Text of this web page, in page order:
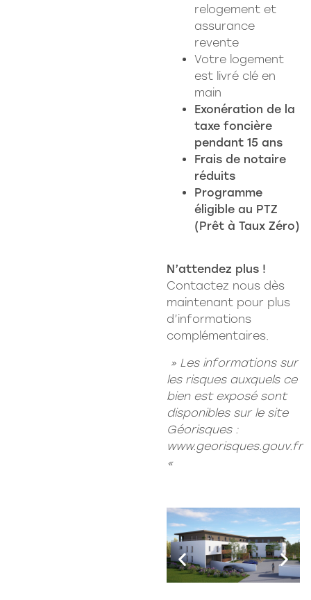
relogement et
assurance
revente
Votre logement
est livré clé en
main
Exonération de la
taxe foncière
pendant 15 ans
Frais de notaire
réduits
Programme
éligible au PTZ
(Prêt à Taux Zéro)
N’attendez plus !
Contactez nous dès
maintenant pour plus
d’informations
complémentaires.
» Les informations sur
les risques auxquels ce
bien est exposé sont
disponibles sur le site
Géorisques :
www.georisques.gouv.fr
«